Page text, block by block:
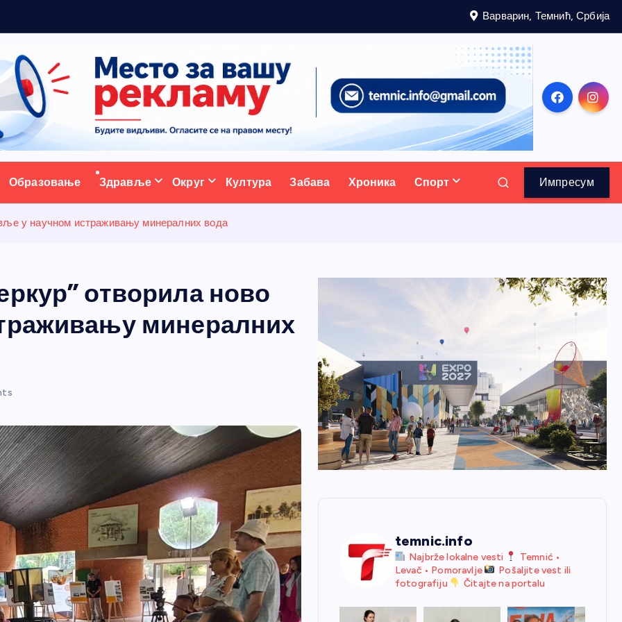
Варварин, Темнић, Србија
портал
Образовање Здравље Округ Култура Забава Хроника Спорт Импресум
у научном истраживању минералних вода
отворила ново
минералних
temnic.info
Najbrže lokalne vesti
Temnić •
Levač • Pomoravlje
Pošaljite vest ili
fotografiju
Čitajte na portalu